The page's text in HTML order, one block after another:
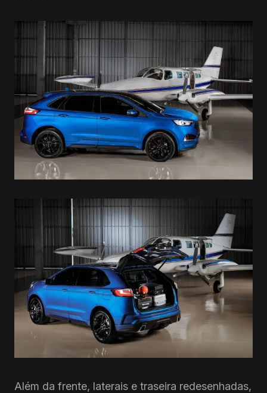
Além da frente, laterais e traseira redesenhadas,